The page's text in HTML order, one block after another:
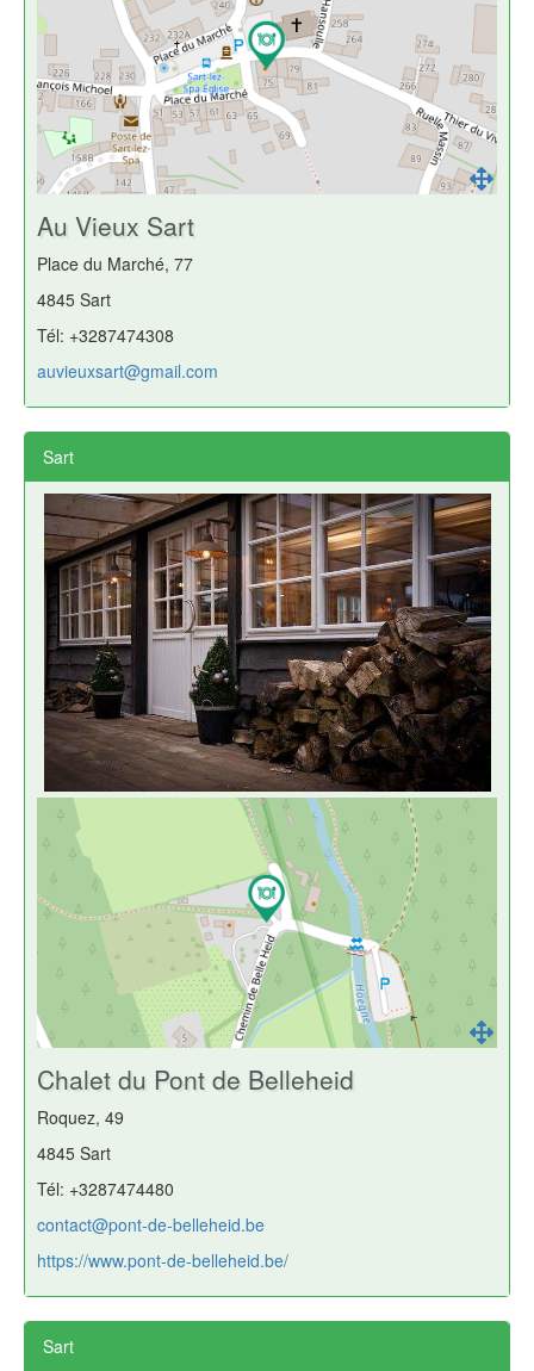
Au Vieux Sart
Place du Marché, 77
4845 Sart
Tél: +3287474308
auvieuxsart@gmail.com
Sart
Chalet du Pont de Belleheid
Roquez, 49
4845 Sart
Tél: +3287474480
contact@pont-de-belleheid.be
https://www.pont-de-belleheid.be/
Sart